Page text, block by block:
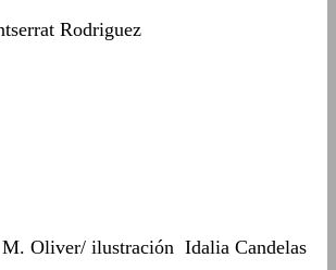
Rodriguez
Oliver/ ilustración Idalia Candelas